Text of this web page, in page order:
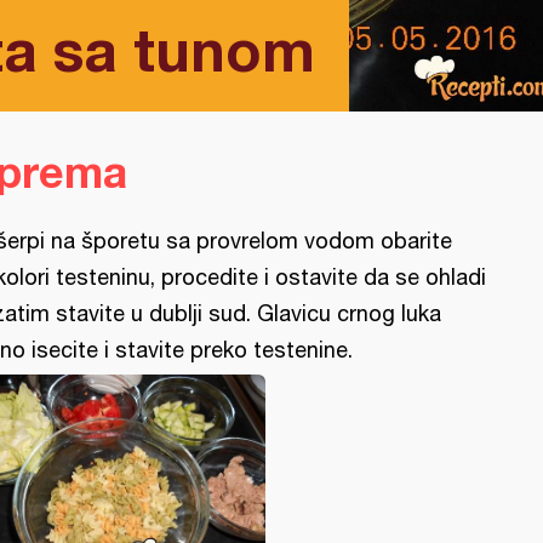
sa tunom
na šporetu sa provrelom vodom obarite
testeninu, procedite i ostavite da se ohladi
stavite u dublji sud. Glavicu crnog luka
isecite i stavite preko testenine.